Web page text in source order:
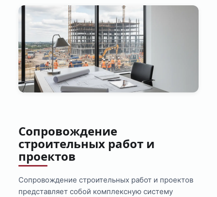
Сопровождение
строительных работ и
проектов
Сопровождение строительных работ и проектов
представляет собой комплексную систему